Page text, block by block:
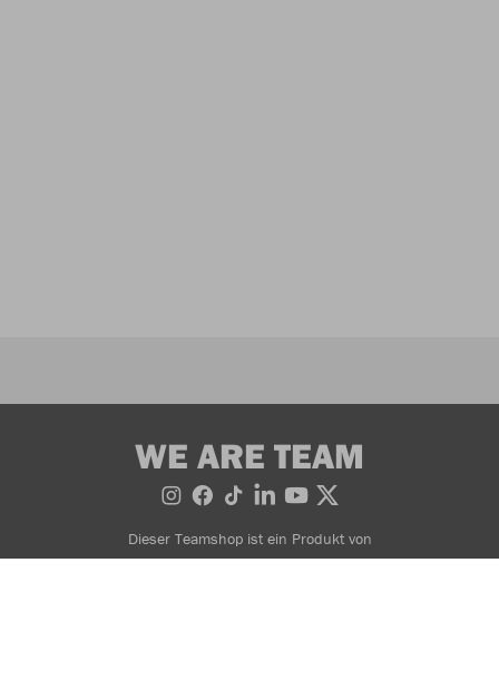
WE ARE TEAM
Dieser Teamshop ist ein Produkt von